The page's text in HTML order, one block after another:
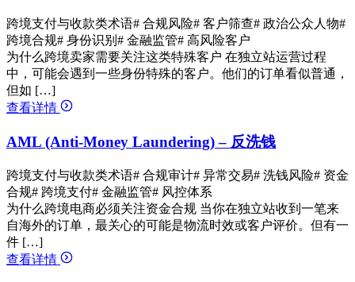
跨境支付与收款类术语# 合规风险# 客户筛查# 政治公众人物#
跨境合规# 身份识别 # 金融监管# 高风险客户
为什么跨境卖家需要关注这类特殊客户 在独立站运营过程
中，可能会遇到一些身份特殊的客户。他们的订单看似普通，
但如 […]
查看详情
AML (Anti-Money Laundering) – 反洗钱
跨境支付与收款类术语# 合规审计# 异常交易# 洗钱风险# 资金
合规# 跨境支付# 金融监管# 风控体系
为什么跨境电商必须关注资金合规 当你在独立站收到一笔来
自海外的订单，最关心的可能是物流时效或客户评价。但有一
件 […]
查看详情